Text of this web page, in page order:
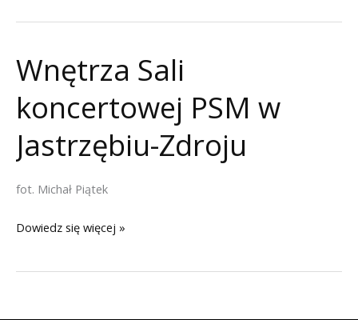
Wnętrza Sali
koncertowej PSM w
Jastrzębiu-Zdroju
fot. Michał Piątek
Wnętrza
koncertowej
Dowiedz się więcej »